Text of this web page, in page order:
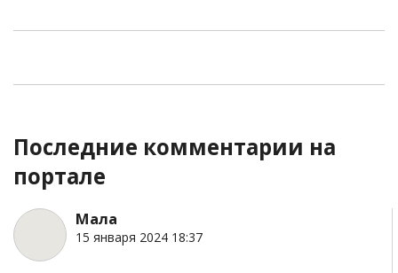
Последние комментарии на
портале
Мала
15 января 2024 18:37